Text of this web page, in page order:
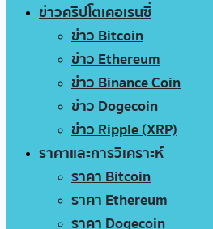
ข่าวคริปโตเคอเรนซี่
ข่าว Bitcoin
ข่าว Ethereum
ข่าว Binance Coin
ข่าว Dogecoin
ข่าว Ripple (XRP)
ราคาและการวิเคราะห์
ราคา Bitcoin
ราคา Ethereum
ราคา Dogecoin